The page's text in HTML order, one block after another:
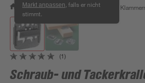
Markt anpassen , falls er nicht
stimmt.
/ Bauen & Renovieren / Holz
(1)
Schraub- und